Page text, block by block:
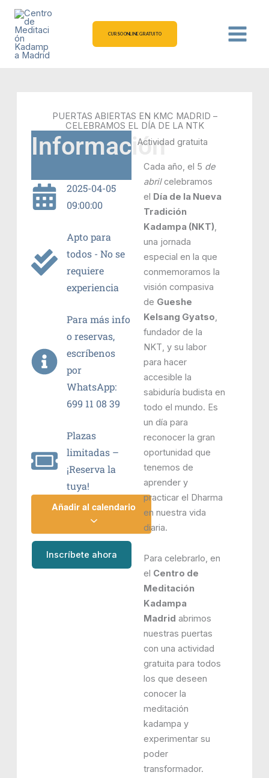
contenido
CURSO ONLINE GRATUITO
PUERTAS ABIERTAS EN KMC MADRID –
CELEBRAMOS EL DÍA DE LA NTK
Información
2025-04-05
09:00:00
Apto para
todos - No se
requiere
experiencia
Para más info
o reservas,
escríbenos
por
WhatsApp:
699 11 08 39
Plazas
limitadas –
¡Reserva la
tuya!
Inscríbete ahora
Actividad gratuita
Cada año, el 5 de
abrilcelebramos
el Día de la Nueva
Tradición
Kadampa (NKT),
una jornada
especial en la que
conmemoramos la
visión compasiva
de Gueshe
Kelsang Gyatso,
fundador de la
NKT, y su labor
para hacer
accesible la
sabiduría budista en
todo el mundo. Es
un día para
reconocer la gran
oportunidad que
tenemos de
aprender y
practicar el Dharma
en nuestra vida
diaria.
Para celebrarlo, en
el Centro de
Meditación
Kadampa
Madrid abrimos
nuestras puertas
con una actividad
gratuita para todos
los que deseen
conocer la
meditación
kadampa y
experimentar su
poder
transformador.